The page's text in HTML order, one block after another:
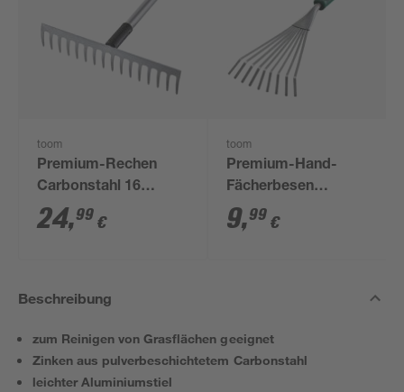
toom
Premium-Rechen
Carbonstahl 16
Zinken 155 cm
24,99 €
toom
Premium-Hand-
Fächerbesen
Carbonstahl 9 Zinken
43 cm
9,99 €
Beschreibung
zum Reinigen von Grasflächen geeignet
Zinken aus pulverbeschichtetem Carbonstahl
leichter Aluminiumstiel